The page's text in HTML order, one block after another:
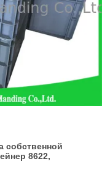
собственной
8622,